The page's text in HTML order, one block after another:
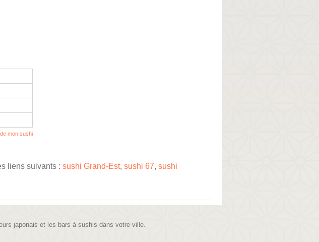
mon sushi
liens suivants : sushi Grand-Est, sushi 67, sushi
japonais et les bars à sushis dans votre ville.